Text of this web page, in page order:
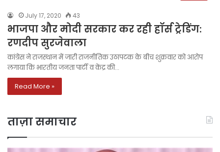
July 17, 2020 43
भाजपा और मोदी सरकार कर रही हॉर्स ट्रेडिंग:
रणदीप सुरजेवाला
कांग्रेस ने राजस्थान में जारी राजनीतिक उठापटक के बीच शुक्रवार को आरोप
लगाया कि भारतीय जनता पार्टी व केंद्र की…
Read More »
ताज़ा समाचार